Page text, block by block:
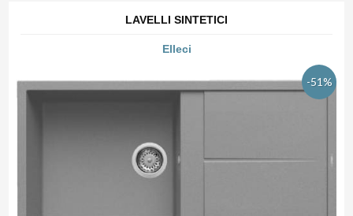
LAVELLI SINTETICI
Elleci
-51%